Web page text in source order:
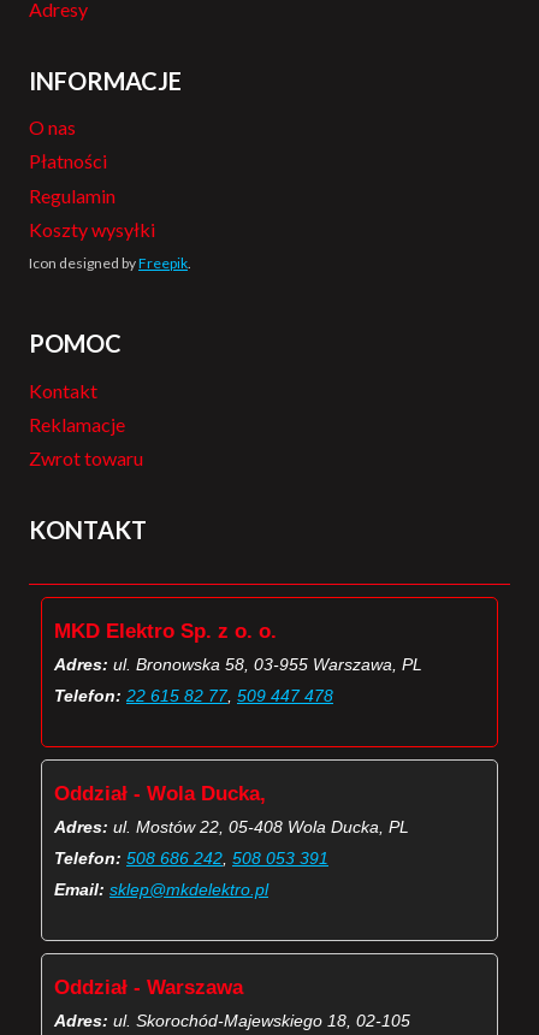
Adresy
INFORMACJE
O nas
Płatności
Regulamin
Koszty wysyłki
Icon designed byFreepik.
POMOC
Kontakt
Reklamacje
Zwrot towaru
KONTAKT
MKD Elektro Sp. z o. o.
Adres: ul. Bronowska 58, 03-955 Warszawa, PL
Telefon: 22 615 82 77, 509 447 478
Oddział - Wola Ducka,
Adres: ul. Mostów 22, 05-408 Wola Ducka, PL
Telefon: 508 686 242 508 053 391
Email: sklep@mkdelektro.pl
Oddział - Warszawa
Adres: ul. Skorochód-Majewskiego 18, 02-105